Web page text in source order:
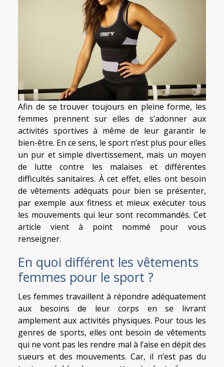
Afin de se trouver toujours en pleine forme, les
femmes prennent sur elles de s’adonner aux
activités sportives à même de leur garantir le
bien-être. En ce sens, le sport n’est plus pour elles
un pur et simple divertissement, mais un moyen
de lutte contre les malaises et différentes
difficultés sanitaires. À cet effet, elles ont besoin
de vêtements adéquats pour bien se présenter,
par exemple aux fitness et mieux exécuter tous
les mouvements qui leur sont recommandés. Cet
article vient à point nommé pour vous
renseigner.
En quoi différent les vêtements
femmes pour le sport ?
Les femmes travaillent à répondre adéquatement
aux besoins de leur corps en se livrant
amplement aux activités physiques. Pour tous les
genres de sports, elles ont besoin de vêtements
qui ne vont pas les rendre mal à l’aise en dépit des
sueurs et des mouvements. Car, il n’est pas du